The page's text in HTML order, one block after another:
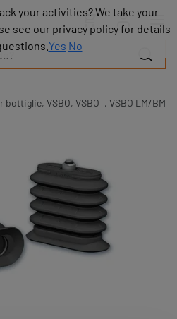
bottiglie, VSBO, VSBO+, VSBO LM/BM
your activities? We take your
see our privacy policy for details
Yes No
your activities? We take your
see our privacy policy for details
Yes No